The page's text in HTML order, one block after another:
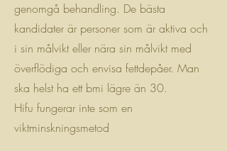
genomgå behandling. De bästa
kandidater är personer som är aktiva och
i sin målvikt eller nära sin målvikt med
överflödiga och envisa fettdepåer. Man
ska helst ha ett bmi lägre än 30.
Hifu fungerar inte som en
viktminskningsmetod